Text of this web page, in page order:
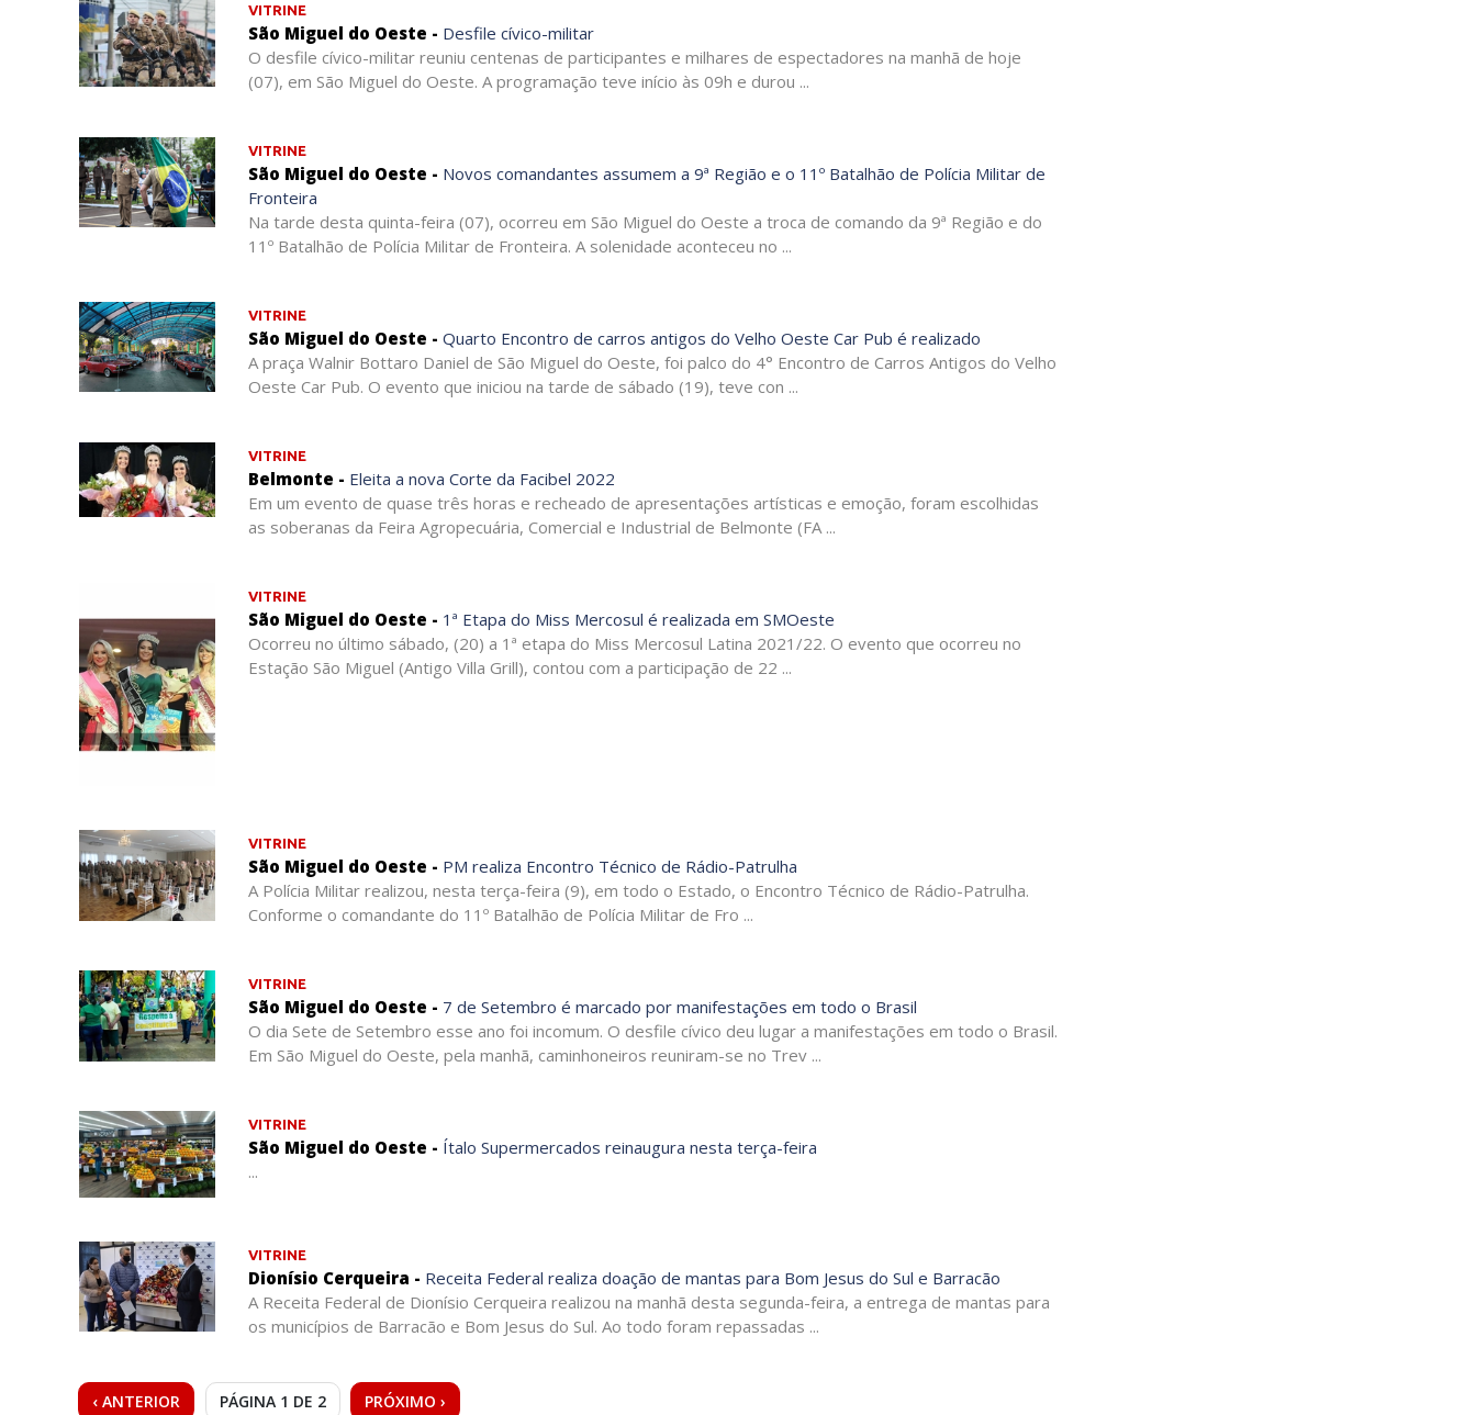
VITRINE
São Miguel do Oeste - Desfile cívico-militar
O desfile cívico-militar reuniu centenas de participantes e milhares de espectadores na manhã de hoje
(07), em São Miguel do Oeste. A programação teve início às 09h e durou ...
VITRINE
São Miguel do Oeste - Novos comandantes assumem a 9ª Região e o 11º Batalhão de Polícia Militar de
Fronteira
Na tarde desta quinta-feira (07), ocorreu em São Miguel do Oeste a troca de comando da 9ª Região e do
11º Batalhão de Polícia Militar de Fronteira. A solenidade aconteceu no ...
VITRINE
São Miguel do Oeste - Quarto Encontro de carros antigos do Velho Oeste Car Pub é realizado
A praça Walnir Bottaro Daniel de São Miguel do Oeste, foi palco do 4° Encontro de Carros Antigos do Velho
Oeste Car Pub. O evento que iniciou na tarde de sábado (19), teve con ...
VITRINE
Belmonte - Eleita a nova Corte da Facibel 2022
Em um evento de quase três horas e recheado de apresentações artísticas e emoção, foram escolhidas
as soberanas da Feira Agropecuária, Comercial e Industrial de Belmonte (FA ...
VITRINE
São Miguel do Oeste - 1ª Etapa do Miss Mercosul é realizada em SMOeste
Ocorreu no último sábado, (20) a 1ª etapa do Miss Mercosul Latina 2021/22. O evento que ocorreu no
Estação São Miguel (Antigo Villa Grill), contou com a participação de 22 ...
VITRINE
São Miguel do Oeste - PM realiza Encontro Técnico de Rádio-Patrulha
A Polícia Militar realizou, nesta terça-feira (9), em todo o Estado, o Encontro Técnico de Rádio-Patrulha.
Conforme o comandante do 11º Batalhão de Polícia Militar de Fro ...
VITRINE
São Miguel do Oeste - 7 de Setembro é marcado por manifestações em todo o Brasil
O dia Sete de Setembro esse ano foi incomum. O desfile cívico deu lugar a manifestações em todo o Brasil.
Em São Miguel do Oeste, pela manhã, caminhoneiros reuniram-se no Trev ...
VITRINE
São Miguel do Oeste - Ítalo Supermercados reinaugura nesta terça-feira
...
VITRINE
Dionísio Cerqueira - Receita Federal realiza doação de mantas para Bom Jesus do Sul e Barracão
A Receita Federal de Dionísio Cerqueira realizou na manhã desta segunda-feira, a entrega de mantas para
os municípios de Barracão e Bom Jesus do Sul. Ao todo foram repassadas ...
‹ ANTERIOR PÁGINA 1 DE 2 PRÓXIMO ›